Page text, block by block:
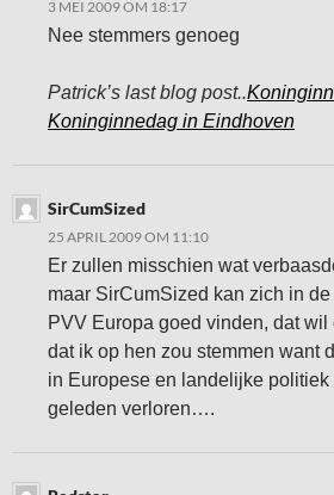
3 MEI 2009 OM 18:17
Nee stemmers genoeg
Patrick’s last blog post..
Koninginnedag in Eindhoven
SirCumSized
25 APRIL 2009 OM 11:10
Er zullen misschien wat
maar SirCumSized kan zich in
PVV Europa goed vinden, dat
dat ik op hen zou stemmen want
in Europese en landelijke
geleden verloren….